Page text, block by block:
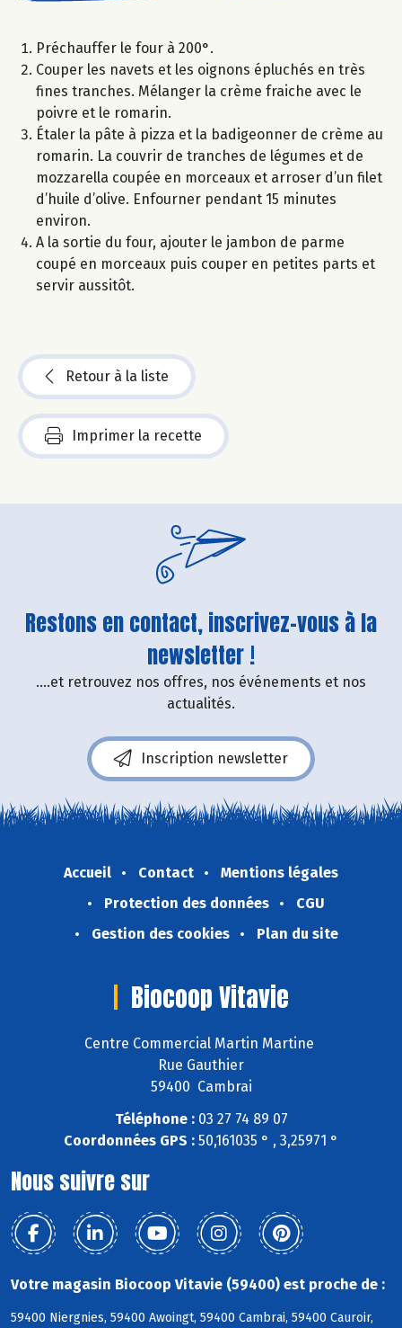
Préchauffer le four à 200°.
Couper les navets et les oignons épluchés en très
fines tranches. Mélanger la crème fraiche avec le
poivre et le romarin.
Étaler la pâte à pizza et la badigeonner de crème au
romarin. La couvrir de tranches de légumes et de
mozzarella coupée en morceaux et arroser d’un filet
d’huile d’olive. Enfourner pendant 15 minutes
environ.
A la sortie du four, ajouter le jambon de parme
coupé en morceaux puis couper en petites parts et
servir aussitôt.
Retour à la liste
Imprimer la recette
Restons en contact, inscrivez-vous à la
newsletter !
....et retrouvez nos offres, nos événements et nos
actualités.
Inscription newsletter
Accueil Contact
Mentions légales
Protection des données
CGU
Gestion des cookies
Plan du site
Biocoop Vitavie
Centre Commercial Martin Martine
Rue Gauthier
59400 Cambrai
Téléphone :03 27 74 89 07
Coordonnées GPS : 50,161035 ° , 3,25971 °
Nous suivre sur
Votre magasin Biocoop Vitavie (59400) est proche de :
59400 Niergnies, 59400 Awoingt, 59400 Cambrai, 59400 Cauroir,